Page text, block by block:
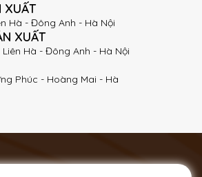
XUẤT
Hà - Đông Anh - Hà Nội
XUẤT
Hà - Đông Anh - Hà Nội
Phúc - Hoàng Mai - Hà